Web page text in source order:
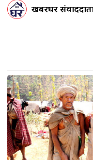
खबरघर